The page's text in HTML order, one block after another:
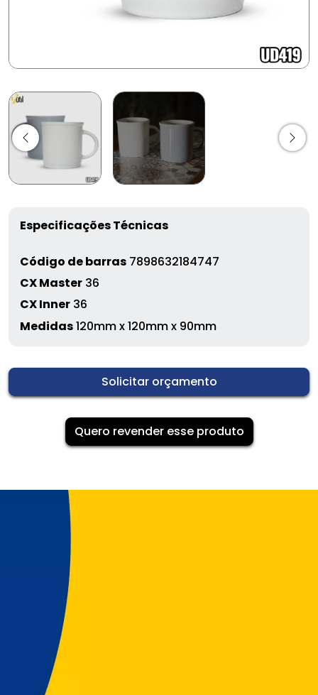
Especificações Técnicas
Código de barras 7898632184747
CX Master 36
CX Inner 36
Medidas120mm x 120mm x 90mm
Solicitar orçamento
Quero revender esse produto